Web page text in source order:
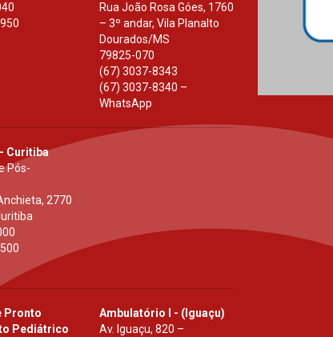
Rua João Rosa Góes, 1760
– 3º andar, Vila Planalto
Dourados/MS
79825-070
(67) 3037-8343
(67) 3037-8340 –
WhatsApp
Curitiba
Pós-
2770
Pronto
Pediátrico
Ambulatório I - (Iguaçu)
Av. Iguaçu, 820 –